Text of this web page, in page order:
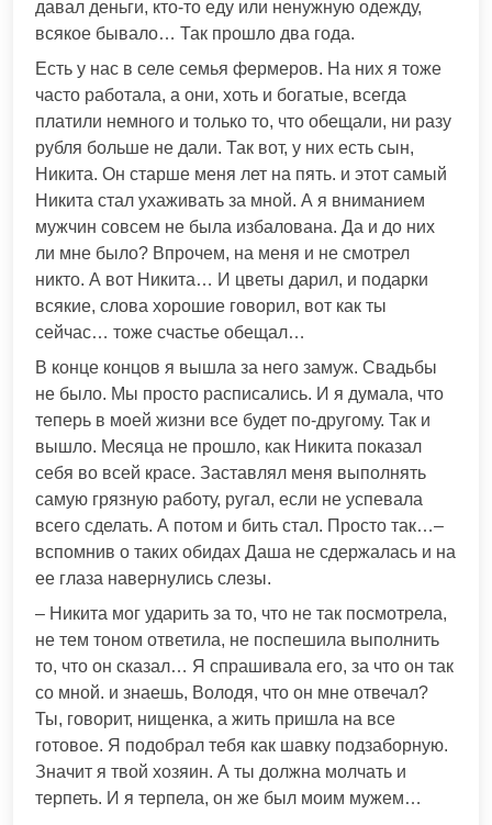
давал деньги, кто-то еду или ненужную одежду,
всякое бывало… Так прошло два года.
Есть у нас в селе семья фермеров. На них я тоже
часто работала, а они, хоть и богатые, всегда
платили немного и только то, что обещали, ни разу
рубля больше не дали. Так вот, у них есть сын,
Никита. Он старше меня лет на пять. и этот самый
Никита стал ухаживать за мной. А я вниманием
мужчин совсем не была избалована. Да и до них
ли мне было? Впрочем, на меня и не смотрел
никто. А вот Никита… И цветы дарил, и подарки
всякие, слова хорошие говорил, вот как ты
сейчас… тоже счастье обещал…
В конце концов я вышла за него замуж. Свадьбы
не было. Мы просто расписались. И я думала, что
теперь в моей жизни все будет по-другому. Так и
вышло. Месяца не прошло, как Никита показал
себя во всей красе. Заставлял меня выполнять
самую грязную работу, ругал, если не успевала
всего сделать. А потом и бить стал. Просто так…–
вспомнив о таких обидах Даша не сдержалась и на
ее глаза навернулись слезы.
– Никита мог ударить за то, что не так посмотрела,
не тем тоном ответила, не поспешила выполнить
то, что он сказал… Я спрашивала его, за что он так
со мной. и знаешь, Володя, что он мне отвечал?
Ты, говорит, нищенка, а жить пришла на все
готовое. Я подобрал тебя как шавку подзаборную.
Значит я твой хозяин. А ты должна молчать и
терпеть. И я терпела, он же был моим мужем…